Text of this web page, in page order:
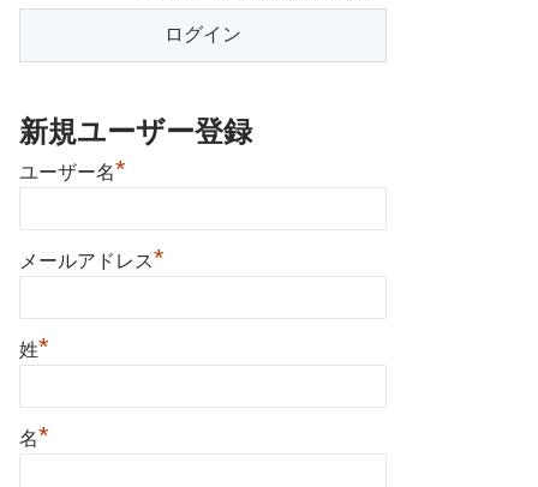
新規ユーザー登録
ユーザー名*
メールアドレス*
姓*
名*